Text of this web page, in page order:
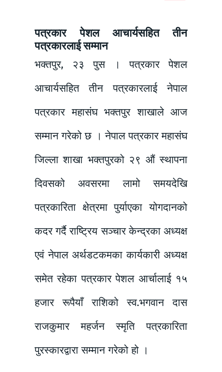
पत्रकार पेशल आचार्यसहित तीन
पत्रकारलाई सम्मान
भक्तपुर, २३ पुस । पत्रकार पेशल
आचार्यसहित तीन पत्रकारलाई नेपाल
पत्रकार महासंघ भक्तपुर शाखाले आज
सम्मान गरेको छ । नेपाल पत्रकार महासंघ
जिल्ला शाखा भक्तपुरको २९ औं स्थापना
दिवसको अवसरमा लामो समयदेखि
पत्रकारिता क्षेत्रमा पुर्याएका योगदानको
कदर गर्दै राष्ट्रिय सञ्चार केन्द्रका अध्यक्ष
एवं नेपाल अर्थडटकमका कार्यकारी अध्यक्ष
समेत रहेका पत्रकार पेशल आर्चालाई १५
हजार रूपैयाँ राशिको स्व.भगवान दास
राजकुमार महर्जन स्मृति पत्रकारिता
पुरस्कारद्वारा सम्मान गरेको हो ।